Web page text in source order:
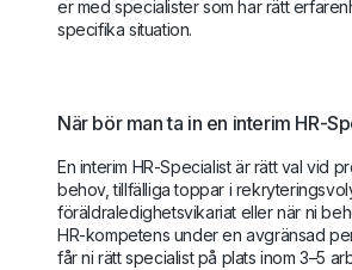
er med specialister som har rätt
specifika situation.
När bör man ta in en interim HR-
En interim HR-Specialist är rätt val vid
behov, tillfälliga toppar i
föräldraledighetsvikariat eller när ni
HR-kompetens under en avgränsad
får ni rätt specialist på plats inom 3–5